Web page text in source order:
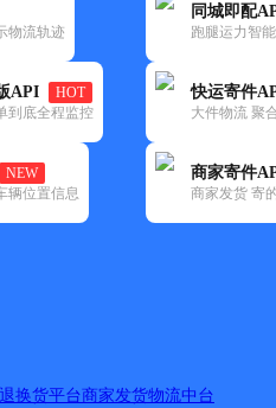
物流轨迹
API
HOT
到底全程监控
NEW
辆位置信息
同城即配
跑腿运力智
快运寄件
大件物流 聚
商家寄件
商家发货 寄
换货平台商家发货物流中台
营业部
07-12 00:00:00
族苗族自治州-凤凰县
族苗族自治州凤凰县沱江镇
送需提前联系我部）)